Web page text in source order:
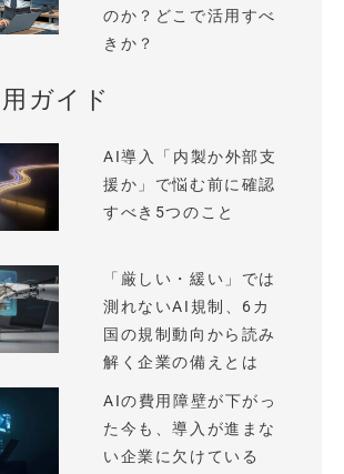
のか？どこで活用すべ
きか？
ガイド
AI導入「内製か外部支
援か」で悩む前に確認
すべき5つのこと
「厳しい・緩い」では
測れないAI規制、6カ
国の規制動向から読み
解く企業の備えとは
AIの費用障壁が下がっ
た今も、導入が進まな
い企業に欠けている